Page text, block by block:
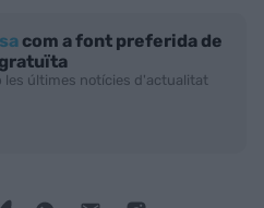
com a font preferida de
les últimes notícies d'actualitat